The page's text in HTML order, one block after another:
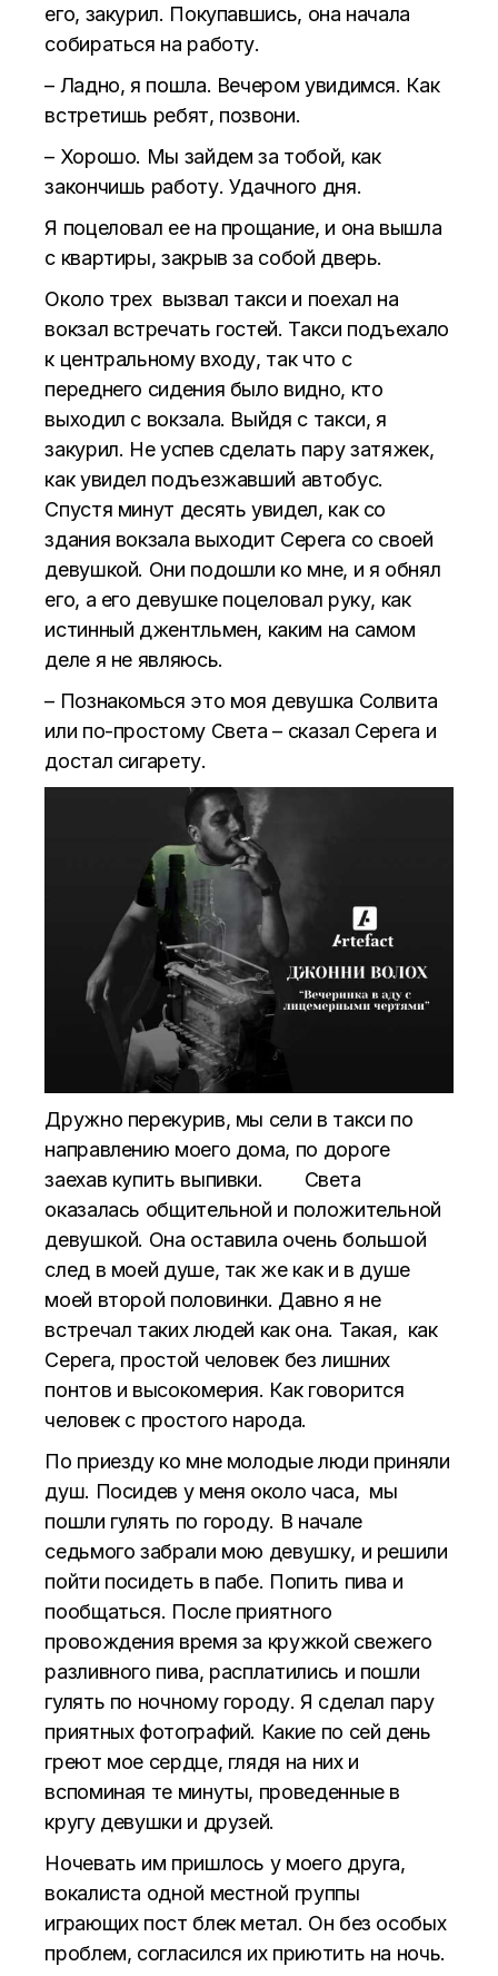
его, закурил. Покупавшись, она начала
собираться на работу.
– Ладно, я пошла. Вечером увидимся. Как
встретишь ребят, позвони.
– Хорошо. Мы зайдем за тобой, как
закончишь работу. Удачного дня.
Я поцеловал ее на прощание, и она вышла
с квартиры, закрыв за собой дверь.
Около трех вызвал такси и поехал на
вокзал встречать гостей. Такси подъехало
к центральному входу, так что с
переднего сидения было видно, кто
выходил с вокзала. Выйдя с такси, я
закурил. Не успев сделать пару затяжек,
как увидел подъезжавший автобус.
Спустя минут десять увидел, как со
здания вокзала выходит Серега со своей
девушкой. Они подошли ко мне, и я обнял
его, а его девушке поцеловал руку, как
истинный джентльмен, каким на самом
деле я не являюсь.
– Познакомься это моя девушка Солвита
или по-простому Света – сказал Серега и
достал сигарету.
Дружно перекурив, мы сели в такси по
направлению моего дома, по дороге
заехав купить выпивки. Света
оказалась общительной и положительной
девушкой. Она оставила очень большой
след в моей душе, так же как и в душе
моей второй половинки. Давно я не
встречал таких людей как она. Такая, как
Серега, простой человек без лишних
понтов и высокомерия. Как говорится
человек с простого народа.
По приезду ко мне молодые люди приняли
душ. Посидев у меня около часа, мы
пошли гулять по городу. В начале
седьмого забрали мою девушку, и решили
пойти посидеть в пабе. Попить пива и
пообщаться. После приятного
провождения время за кружкой свежего
разливного пива, расплатились и пошли
гулять по ночному городу. Я сделал пару
приятных фотографий. Какие по сей день
греют мое сердце, глядя на них и
вспоминая те минуты, проведенные в
кругу девушки и друзей.
Ночевать им пришлось у моего друга,
вокалиста одной местной группы
играющих пост блек метал. Он без особых
проблем, согласился их приютить на ночь.